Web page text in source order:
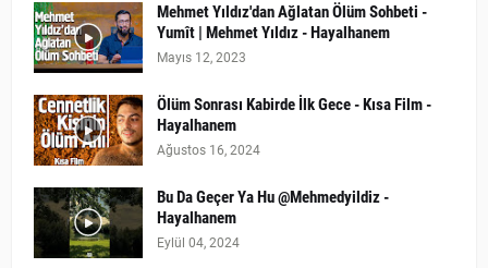
Mehmet Yıldız'dan Ağlatan Ölüm Sohbeti -
Yumît | Mehmet Yıldız - Hayalhanem
Mayıs 12, 2023
Ölüm Sonrası Kabirde İlk Gece - Kısa Film -
Hayalhanem
Ağustos 16, 2024
Bu Da Geçer Ya Hu @Mehmedyildiz -
Hayalhanem
Eylül 04, 2024